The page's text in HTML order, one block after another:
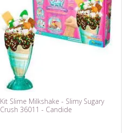
Kit Slime Milkshake - Slimy Sugary
Crush 36011 - Candide